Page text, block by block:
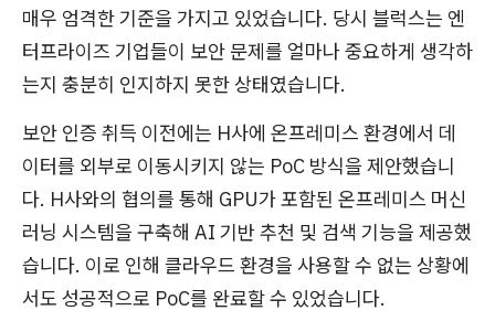
매우 엄격한 기준을 가지고 있었습니다. 당시 블럭스는 엔
터프라이즈 기업들이 보안 문제를 얼마나 중요하게 생각하
는지 충분히 인지하지 못한 상태였습니다.
보안 인증 취득 이전에는 H사에 온프레미스 환경에서 데
이터를 외부로 이동시키지 않는 PoC 방식을 제안했습니
다. H사와의 협의를 통해 GPU가 포함된 온프레미스 머신
러닝 시스템을 구축해 AI 기반 추천 및 검색 기능을 제공했
습니다. 이로 인해 클라우드 환경을 사용할 수 없는 상황에
서도 성공적으로 PoC를 완료할 수 있었습니다.